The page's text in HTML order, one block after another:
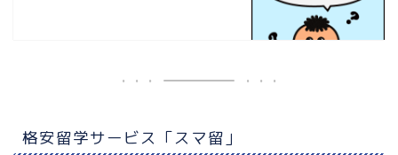
格安留学サービス「スマ留」